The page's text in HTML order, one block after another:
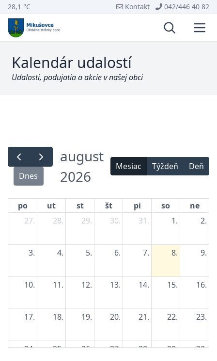
28,1 °C Kontakt 042/446 40 82
Vyhľadávanie
Kalendár udalostí
Udalosti, podujatia a akcie v našej obci
Dnes
august
2026
Mesiac Týždeň Deň
po ut st št pi so
ne
27.
28. 29. 30. 31. 1. 2.
3. 4. 5. 6. 7. 8. 9.
10. 11. 12. 13. 14. 15. 16.
17. 18. 19. 20. 21. 22. 23.
24. 25. 26. 27. 28. 29. 30.